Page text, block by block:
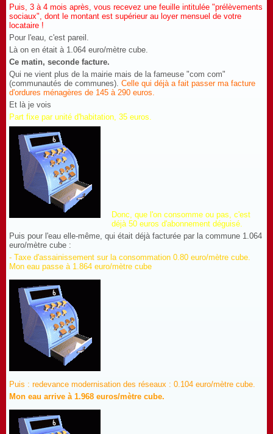
Puis, 3 à 4 mois après, vous recevez une feuille intitulée "prélèvements
sociaux", dont le montant est supérieur au loyer mensuel de votre
locataire !
Pour l'eau, c'est pareil.
Là on en était à 1.064 euro/mètre cube.
Ce matin, seconde facture.
Qui ne vient plus de la mairie mais de la fameuse "com com"
(communautés de communes). Celle qui déjà a fait passer ma facture
d'ordures ménagères de 145 à 290 euros.
Et là je vois
Part fixe par unité d'habitation, 35 euros.
Donc, que l'on consomme ou pas, c'est
déjà 50 euros d'abonnement déguisé.
Puis pour l'eau elle-même, qui était déjà facturée par la commune 1.064
euro/mètre cube :
- Taxe d'assainissement sur la consommation 0.80 euro/mètre cube.
Mon eau passe à 1.864 euro/mètre cube
Puis : redevance modernisation des réseaux : 0.104 euro/mètre cube.
Mon eau arrive à 1.968 euros/mètre cube.